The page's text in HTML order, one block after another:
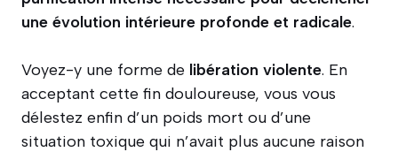
une évolution intérieure profonde et radicale.
Voyez-y une forme de libération violente. En
acceptant cette fin douloureuse, vous vous
délestez enfin d’un poids mort ou d’une
situation toxique qui n’avait plus aucune raison